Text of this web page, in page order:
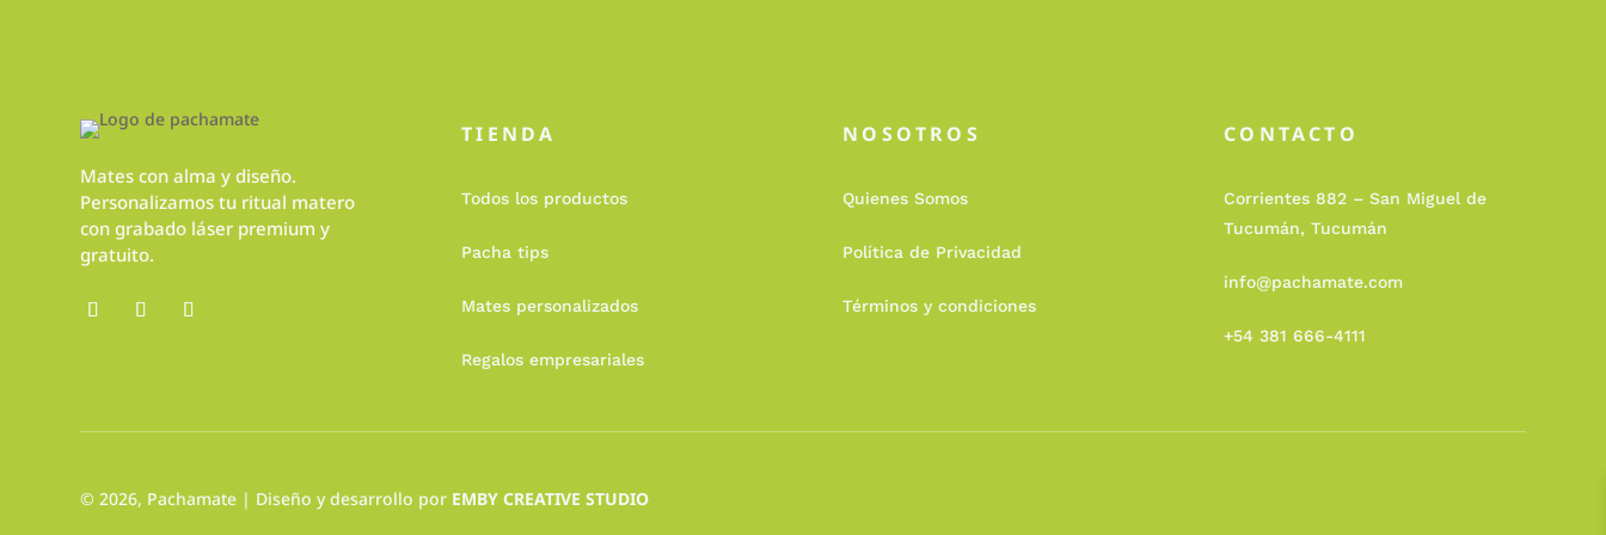
Mates con alma y diseño.
Personalizamos tu ritual matero
con grabado láser premium y
gratuito.
TIENDA
Todos los productos
Pacha tips
Mates personalizados
Regalos empresariales
NOSOTROS
Quienes Somos
Política de Privacidad
Términos y condiciones
CONTACTO
Corrientes 882 – San Miguel de
Tucumán, Tucumán
info@pachamate.com
+54 381 666-4111
© 2026, Pachamate | Diseño y desarrollo por EMBY CREATIVE STUDIO